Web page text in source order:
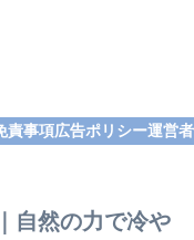
責事項広告ポリシー運営
自然の力で冷や